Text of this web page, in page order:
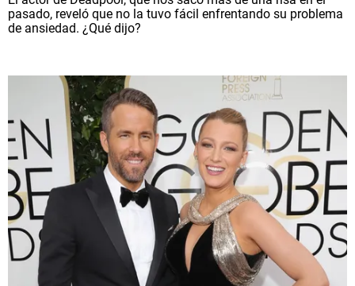
pasado, reveló que no la tuvo fácil enfrentando su problema
de ansiedad. ¿Qué dijo?